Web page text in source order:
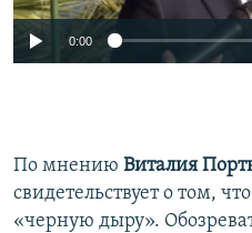
0:00
По мнению Виталия
свидетельствует о том,
«черную дыру».